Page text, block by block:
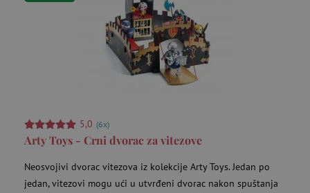
Potrepštine za bebe
Puzzle, mozaici i slagalice
Rasprodaja -15 %
Rasprodaja -20 %
5,0 (6x)
Arty Toys - Crni dvorac za vitezove
Neosvojivi dvorac vitezova iz kolekcije Arty Toys. Jedan po
jedan, vitezovi mogu ući u utvrđeni dvorac nakon spuštanja